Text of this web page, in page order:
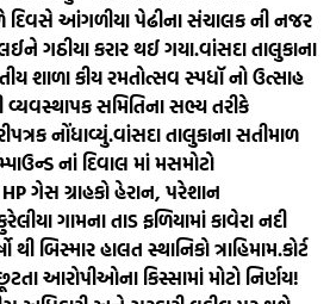
દિવસે આંગળીયા પેઢીના સંચાલક ની નજર
ગઠીયા કરાર થઈ ગયા.વાંસદા તાલુકાના
શાળા કીય રમતોત્સવ સ્પધૉ નો ઉત્સાહ
વ્યવસ્થાપક સમિતિના સભ્ય તરીકે
નોંધાવ્યું.વાંસદા તાલુકાના સતીમાળ
નાં દિવાલ માં મસમોટો
ગેસ ગ્રાહકો હેરાન, પરેશાન
ગામના તાડ ફળિયામાં કાવેરા નદી
બિસ્માર હાલત સ્થાનિકો ત્રાહિમામ.કોર્ટ
છૂટતા આરોપીઓના કિસ્સામાં મોટો નિર્ણય!